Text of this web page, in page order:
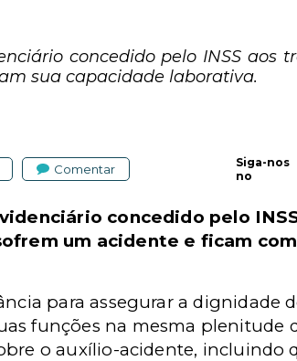
concedido pelo INSS aos
sua capacidade laborativa.
Comentar
Siga-nos
no
concedido pelo
um acidente e ficam
para assegurar a dignidade
funções na mesma plenitude
o auxílio-acidente, incluindo